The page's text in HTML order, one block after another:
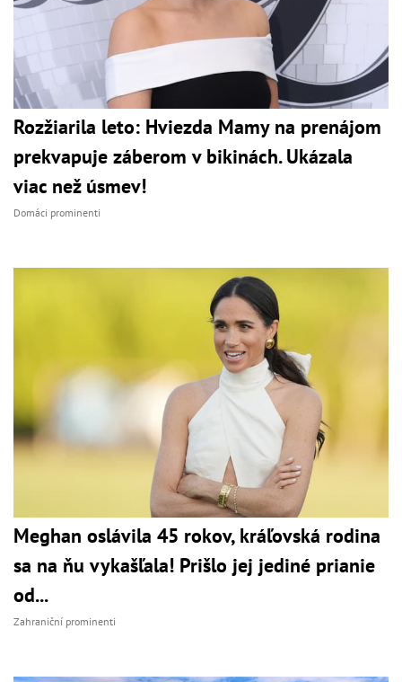
Rozžiarila leto: Hviezda Mamy na prenájom
prekvapuje záberom v bikinách. Ukázala
viac než úsmev!
Domáci prominenti
Meghan oslávila 45 rokov, kráľovská rodina
sa na ňu vykašľala! Prišlo jej jediné prianie
od...
Zahraniční prominenti